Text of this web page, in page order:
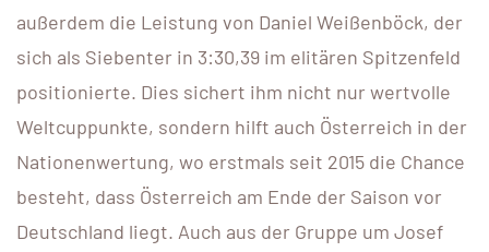
außerdem die Leistung von Daniel Weißenböck, der
sich als Siebenter in 3:30,39 im elitären Spitzenfeld
positionierte. Dies sichert ihm nicht nur wertvolle
Weltcuppunkte, sondern hilft auch Österreich in der
Nationenwertung, wo erstmals seit 2015 die Chance
besteht, dass Österreich am Ende der Saison vor
Deutschland liegt. Auch aus der Gruppe um Josef